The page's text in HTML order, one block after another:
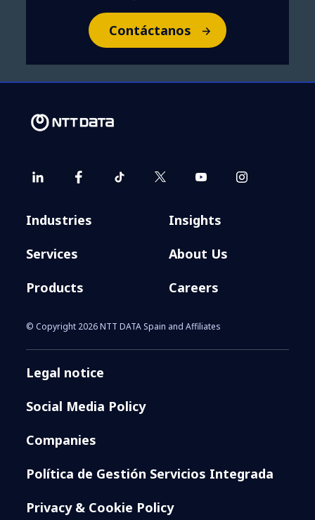
Contáctanos
Industries
Services
Products
Insights
About Us
Careers
© Copyright 2026 NTT DATA Spain and Affiliates
Legal notice
Social Media Policy
Companies
Política de Gestión Servicios Integrada
Privacy & Cookie Policy